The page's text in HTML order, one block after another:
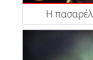
Η